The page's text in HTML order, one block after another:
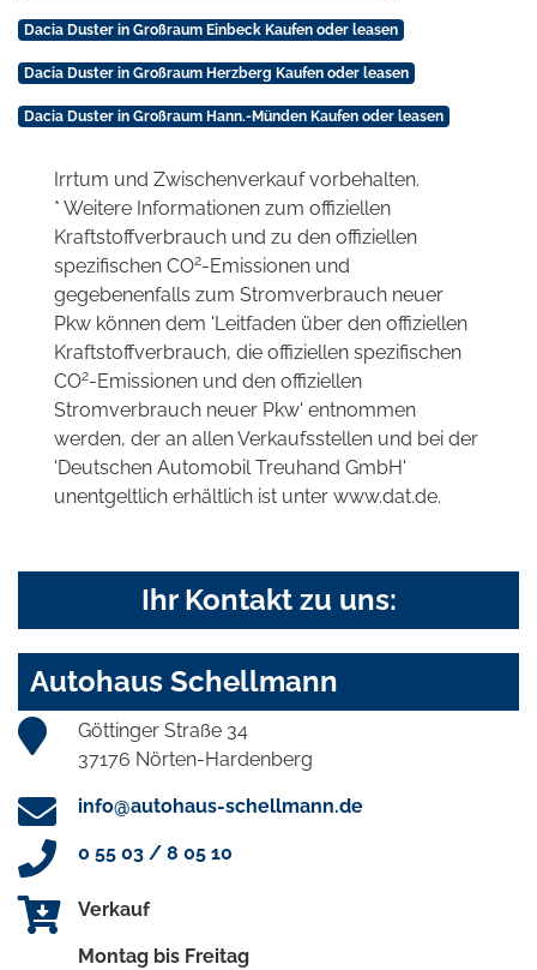
Dacia Duster in Großraum Einbeck Kaufen oder leasen
Dacia Duster in Großraum Herzberg Kaufen oder leasen
Dacia Duster in Großraum Hann.-Münden Kaufen oder leasen
Irrtum und Zwischenverkauf vorbehalten.
* Weitere Informationen zum offiziellen
Kraftstoffverbrauch und zu den offiziellen
spezifischen CO2-Emissionen und
gegebenenfalls zum Stromverbrauch neuer
Pkw können dem 'Leitfaden über den offiziellen
Kraftstoffverbrauch, die offiziellen spezifischen
CO2-Emissionen und den offiziellen
Stromverbrauch neuer Pkw' entnommen
werden, der an allen Verkaufsstellen und bei der
'Deutschen Automobil Treuhand GmbH'
unentgeltlich erhältlich ist unter www.dat.de.
Ihr Kontakt zu uns:
Autohaus Schellmann
Göttinger Straße 34
37176 Nörten-Hardenberg
info@autohaus-schellmann.de
0 55 03 / 8 05 10
Verkauf
Montag bis Freitag